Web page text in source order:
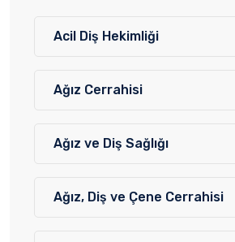
Acil Diş Hekimliği
Ağız Cerrahisi
Ağız ve Diş Sağlığı
Ağız, Diş ve Çene Cerrahisi